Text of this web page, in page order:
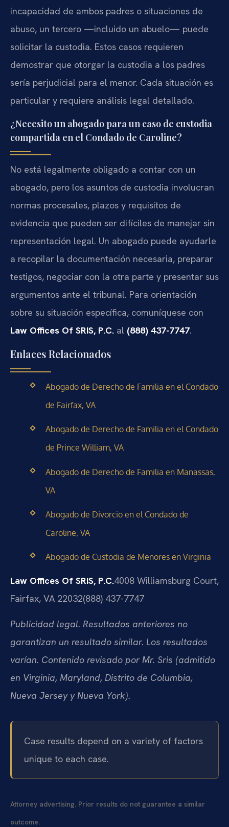
incapacidad de ambos padres o situaciones de
abuso, un tercero —incluido un abuelo— puede
solicitar la custodia. Estos casos requieren
demostrar que otorgar la custodia a los padres
sería perjudicial para el menor. Cada situación es
particular y requiere análisis legal detallado.
¿Necesito un abogado para un caso de custodia
compartida en el Condado de Caroline?
No está legalmente obligado a contar con un
abogado, pero los asuntos de custodia involucran
normas procesales, plazos y requisitos de
evidencia que pueden ser difíciles de manejar sin
representación legal. Un abogado puede ayudarle
a recopilar la documentación necesaria, preparar
testigos, negociar con la otra parte y presentar sus
argumentos ante el tribunal. Para orientación
sobre su situación específica, comuníquese con
Law Offices Of SRIS, P.C. al (888) 437-7747.
Enlaces Relacionados
Abogado de Derecho de Familia en el Condado
de Fairfax, VA
Abogado de Derecho de Familia en el Condado
de Prince William, VA
Abogado de Derecho de Familia en Manassas,
VA
Abogado de Divorcio en el Condado de
Caroline, VA
Abogado de Custodia de Menores en Virginia
Law Offices Of SRIS, P.C.4008 Williamsburg Court,
Fairfax, VA 22032(888) 437-7747
Publicidad legal. Resultados anteriores no
garantizan un resultado similar. Los resultados
varían. Contenido revisado por Mr. Sris (admitido
en Virginia, Maryland, Distrito de Columbia,
Nueva Jersey y Nueva York).
Case results depend on a variety of factors
unique to each case.
Attorney advertising. Prior results do not guarantee a similar
outcome.